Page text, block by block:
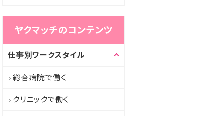
ヤクマッチのコンテンツ
仕事別ワークスタイル
総合病院で働く
クリニックで働く